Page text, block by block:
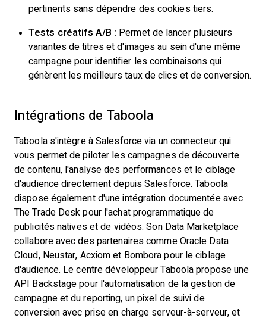
pertinents sans dépendre des cookies tiers.
Tests créatifs A/B : Permet de lancer plusieurs
variantes de titres et d'images au sein d'une même
campagne pour identifier les combinaisons qui
génèrent les meilleurs taux de clics et de conversion.
Intégrations de Taboola
Taboola s'intègre à Salesforce via un connecteur qui
vous permet de piloter les campagnes de découverte
de contenu, l'analyse des performances et le ciblage
d'audience directement depuis Salesforce. Taboola
dispose également d'une intégration documentée avec
The Trade Desk pour l'achat programmatique de
publicités natives et de vidéos. Son Data Marketplace
collabore avec des partenaires comme Oracle Data
Cloud, Neustar, Acxiom et Bombora pour le ciblage
d'audience. Le centre développeur Taboola propose une
API Backstage pour l'automatisation de la gestion de
campagne et du reporting, un pixel de suivi de
conversion avec prise en charge serveur-à-serveur, et